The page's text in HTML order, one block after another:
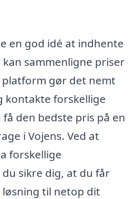
en god idé at indhente
sammenligne priser
platform gør det nemt
kontakte forskellige
den bedste pris på en
i Vojens. Ved at
forskellige
sikre dig, at du får
til netop dit